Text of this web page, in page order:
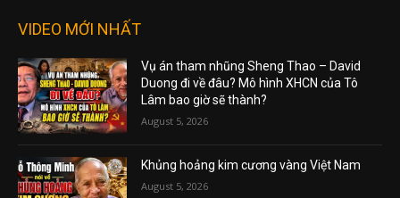
VIDEO MỚI NHẤT
Vụ án tham nhũng Sheng Thao – David
Duong đi về đâu? Mô hình XHCN của Tô
Lâm bao giờ sẽ thành?
August 5, 2026
Khủng hoảng kim cương vàng Việt Nam
August 5, 2026